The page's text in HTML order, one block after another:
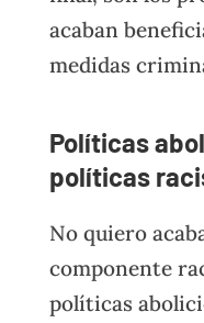
acaban
medidas
Políticas
políticas
No quiero
componente
políticas